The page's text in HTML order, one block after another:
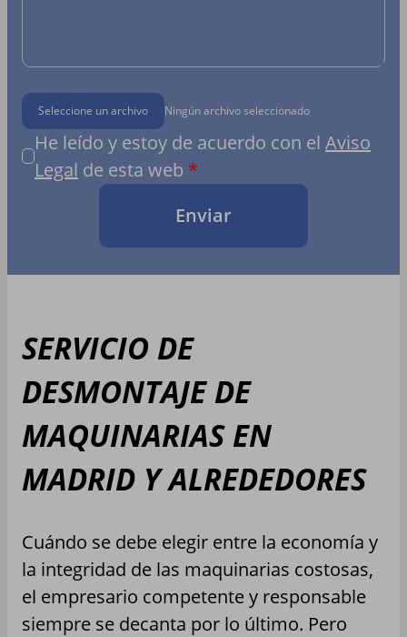
Seleccione un archivo Ningún archivo seleccionado
He leído y estoy de acuerdo con el Aviso
Legal de esta web
Enviar
SERVICIO DE
DESMONTAJE DE
MAQUINARIAS EN
MADRID Y ALREDEDORES
Cuándo se debe elegir entre la economía y
la integridad de las maquinarias costosas,
el empresario competente y responsable
siempre se decanta por lo último. Pero